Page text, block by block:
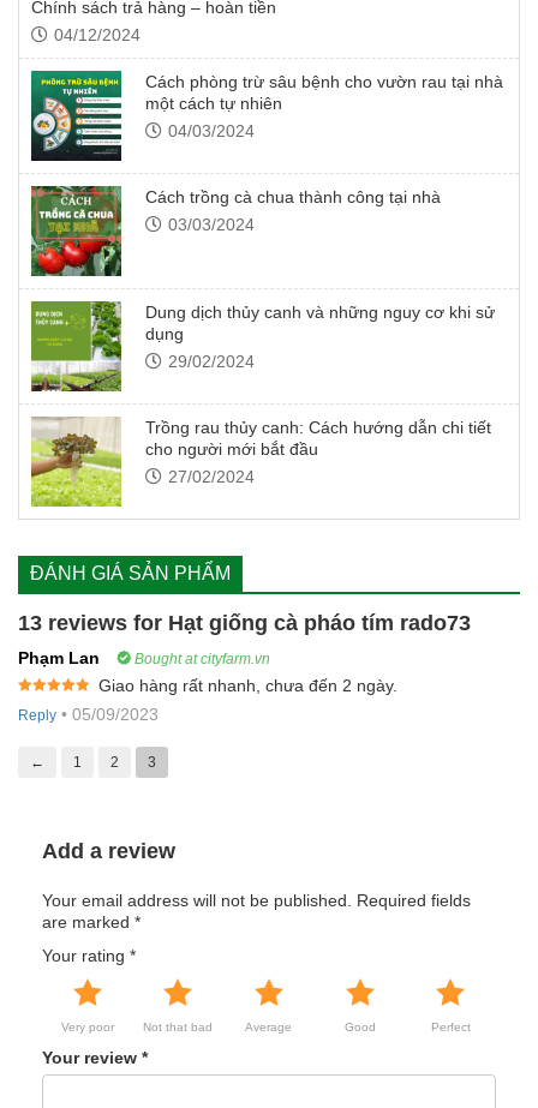
Mát: Nhiệt độ bảo quản tốt nhất từ 20-22oC bởi nhiệt độ cao
làm hạt giống hô hấp mạnh, tiêu hao nhanh các chất dinh dưỡng
dự trữ, giảm sức sống của cây trồng. Vì vậy, nơi bảo quản cần
thông thoáng, mát mẻ.
Sạch: Bảo đảm hạt giống đã được làm sạch trước khi cất giữ
trong hộp lưu trữ.
Chính sách trả hàng – hoàn tiền
04/12/2024
Cách phòng trừ sâu bệnh cho vườn rau tại nhà
một cách tự nhiên
04/03/2024
Cách trồng cà chua thành công tại nhà
03/03/2024
Dung dịch thủy canh và những nguy cơ khi sử
dụng
29/02/2024
Trồng rau thủy canh: Cách hướng dẫn chi tiết
cho người mới bắt đầu
27/02/2024
ĐÁNH GIÁ SẢN PHẨM
13 reviews for Hạt giống cà pháo tím rado73
Phạm Lan Bought at cityfarm.vn
of 5
Giao hàng rất nhanh, chưa đến 2 ngày.
Reply • 05/09/2023
← 1 2 3
Add a review
Your email address will not be published.
Required fields
are marked *
Your rating *
Very poor Not that bad Average Good Perfect
Your review *